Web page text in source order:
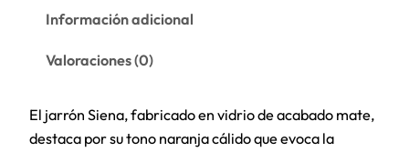
Información adicional
Valoraciones (0)
El jarrón Siena, fabricado en vidrio de acabado mate,
destaca por su tono naranja cálido que evoca la